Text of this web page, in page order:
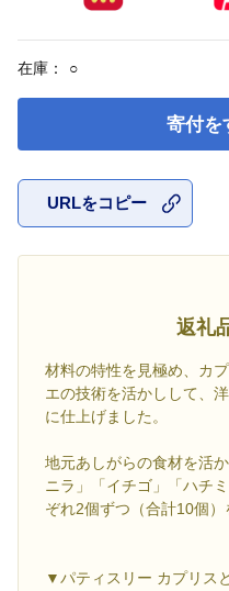
在庫： ○
寄付を
URLをコピー
返礼
材料の特性を見極め、カ
エの技術を活かしして、
に仕上げました。
地元あしがらの食材を活
ニラ」「イチゴ」「ハチ
ぞれ2個ずつ（合計10個）
▼パティスリー カプリス